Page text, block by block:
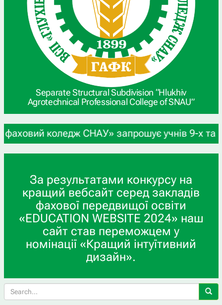
Separate Structural Subdivision “Hlukhiv
Agrotechnical Professional College of SNAU”
коледж СНАУ» запрошує учнів 9-х та 11-х
За результатами конкурсу на
кращий вебсайт серед закладів
фахової передвищої освіти
«EDUCATION WEBSITE 2024» наш
сайт став переможцем у
номінації «Кращий інтуїтивний
дизайн».